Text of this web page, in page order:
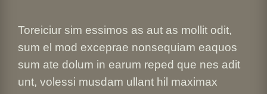
Toreiciur sim essimos as aut as mollit odit,
sum el mod exceprae nonsequiam eaquos
sum ate dolum in earum reped que nes adit
unt, volessi musdam ullant hil maximax